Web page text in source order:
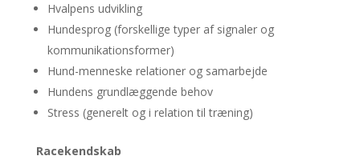
Hvalpens udvikling
Hundesprog (forskellige typer af signaler og
kommunikationsformer)
Hund-menneske relationer og samarbejde
Hundens grundlæggende behov
Stress (generelt og i relation til træning)
Racekendskab